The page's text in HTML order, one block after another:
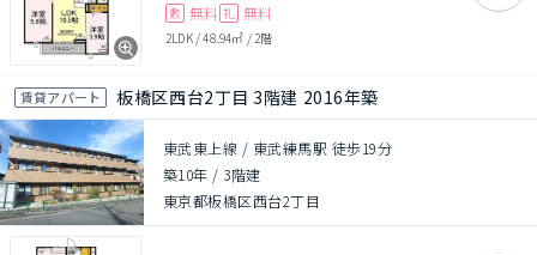
敷 無料 礼 無料
2LDK/48.94㎡ / 2階
賃貸アパート 板橋区西台2丁目 3階建 2016年築
東武東上線 / 東武練馬駅 徒歩19分
築10年 / 3階建
東京都板橋区西台2丁目